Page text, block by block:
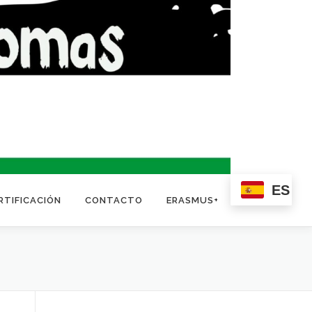
CONTACTO ERASMUS+
ES